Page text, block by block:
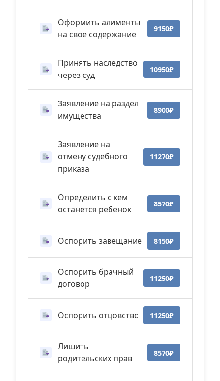
Оформить алименты
на свое содержание
9150₽
Принять наследство
через суд
10950₽
Заявление на раздел
имущества
8900₽
Заявление на
отмену судебного
приказа
11270₽
Определить с кем
останется ребенок
8570₽
Оспорить завещание 8150₽
Оспорить брачный
договор
11250₽
Оспорить отцовство 11250₽
Лишить
родительских прав
8570₽